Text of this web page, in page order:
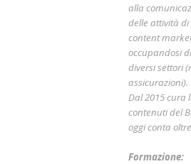
alla
delle attività
content
occupandosi
diversi settori
assicurazioni).
Dal 2015 cura
contenuti del
oggi conta
Formazione: